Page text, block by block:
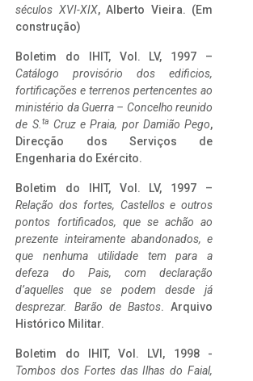
séculos XVI-XIX, Alberto Vieira. (Em
construção)
Boletim do IHIT, Vol. LV, 1997 –
Catálogo provisório dos edificios,
fortificações e terrenos pertencentes ao
ministério da Guerra – Concelho reunido
de S. ta Cruz e Praia, por Damião Pego,
Direcção dos Serviços de
Engenharia do Exército.
Boletim do IHIT, Vol. LV, 1997 –
Relação dos fortes, Castellos e outros
pontos fortificados, que se achão ao
prezente inteiramente abandonados, e
que nenhuma utilidade tem para a
defeza do Pais, com declaração
d’aquelles que se podem desde já
desprezar. Barão de Bastos. Arquivo
Histórico Militar.
Boletim do IHIT, Vol. LVI, 1998 -
Tombos dos Fortes das Ilhas do Faial,